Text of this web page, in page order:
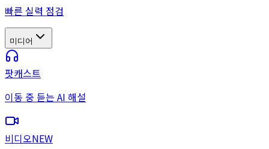
빠른 실력 점검
미디어
팟캐스트
이동 중 듣는 AI 해설
비디오NEW